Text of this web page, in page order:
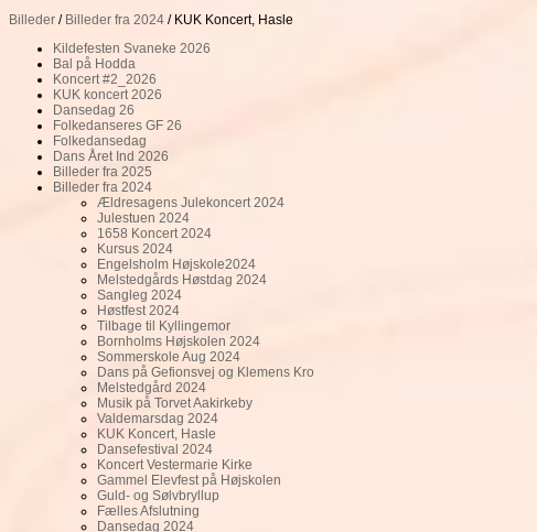
Billeder / Billeder fra 2024 / KUK Koncert, Hasle
Kildefesten Svaneke 2026
Bal på Hodda
Koncert #2_2026
KUK koncert 2026
Dansedag 26
Folkedanseres GF 26
Folkedansedag
Dans Året Ind 2026
Billeder fra 2025
Billeder fra 2024
Ældresagens Julekoncert 2024
Julestuen 2024
1658 Koncert 2024
Kursus 2024
Engelsholm Højskole2024
Melstedgårds Høstdag 2024
Sangleg 2024
Høstfest 2024
Tilbage til Kyllingemor
Bornholms Højskolen 2024
Sommerskole Aug 2024
Dans på Gefionsvej og Klemens Kro
Melstedgård 2024
Musik på Torvet Aakirkeby
Valdemarsdag 2024
KUK Koncert, Hasle
Dansefestival 2024
Koncert Vestermarie Kirke
Gammel Elevfest på Højskolen
Guld- og Sølvbryllup
Fælles Afslutning
Dansedag 2024